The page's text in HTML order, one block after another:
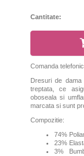
Cantitate:
Comanda
Dresuri de
treptata, ce
oboseala si
marcata si sunt
Compozitie:
74%
23%
3%